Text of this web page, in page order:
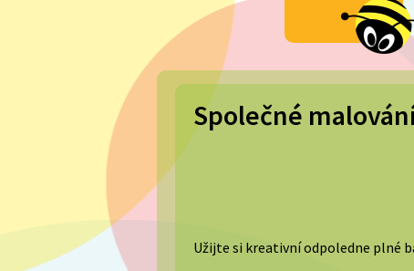
Společné
Užijte si kreativní odpoledne plné